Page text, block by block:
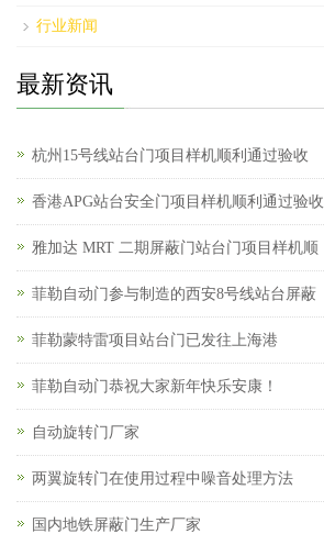
行业新闻
最新资讯
杭州15号线站台门项目样机顺利通过验收
香港APG站台安全门项目样机顺利通过验收
雅加达 MRT 二期屏蔽门站台门项目样机顺
菲勒自动门参与制造的西安8号线站台屏蔽
菲勒蒙特雷项目站台门已发往上海港
菲勒自动门恭祝大家新年快乐安康！
自动旋转门厂家
两翼旋转门在使用过程中噪音处理方法
国内地铁屏蔽门生产厂家